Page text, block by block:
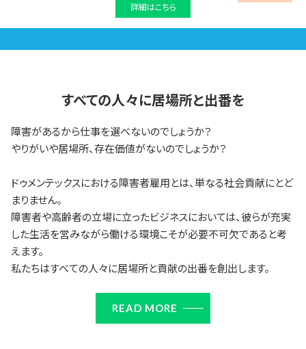
詳細はこちら
すべての人々に居場所と出番を
障害があるから仕事を選べないのでしょうか？
やりがいや居場所、存在価値がないのでしょうか？
ドゥメンテックスにおける障害者雇用とは、単なる社会貢献にとど
まりません。
障害者や高齢者の立場に立ったビジネスにおいては、彼らが充実
した生活を営みながら働ける環境こそが必要不可欠であると考
えます。
私たちはすべての人々に居場所と貢献の出番を創出します。
READ MORE